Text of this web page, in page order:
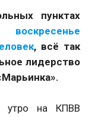
пунктах
воскресенье
, всё так
лидерство
утро на КПВВ